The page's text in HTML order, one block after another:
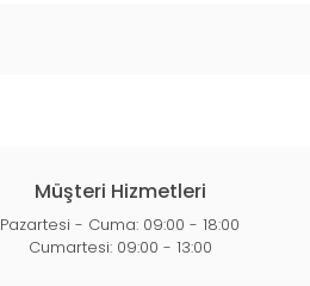
Müşteri Hizmetleri
Pazartesi - Cuma: 09:00 - 18:00
Cumartesi: 09:00 - 13:00